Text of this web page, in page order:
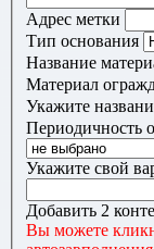
Адрес метки
Тип основания
Название
Материал
Укажите
Периодичность
Укажите свой
Добавить 2
Вы можете